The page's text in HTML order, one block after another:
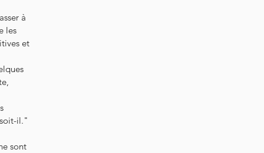
à
les
et
il."
sont